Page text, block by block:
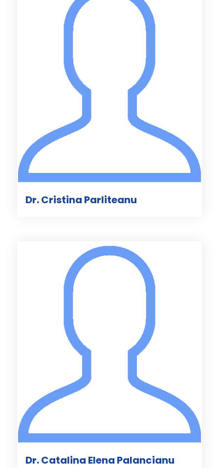
Dr. Cristina Parliteanu
Dr. Catalina Elena Palancianu